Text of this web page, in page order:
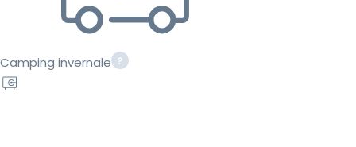
Camping invernale